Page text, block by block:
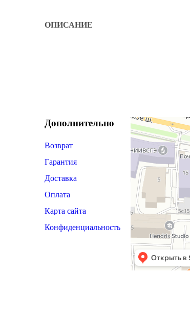
ОПИСАНИЕ
Дополнительно
Возврат
Гарантия
Доставка
Оплата
Карта сайта
Конфиденциальность